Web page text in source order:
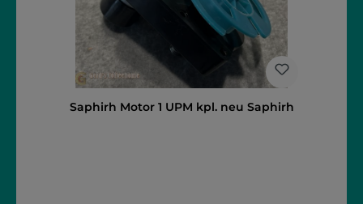
Saphirh Motor 1 UPM kpl. neu Saphirh